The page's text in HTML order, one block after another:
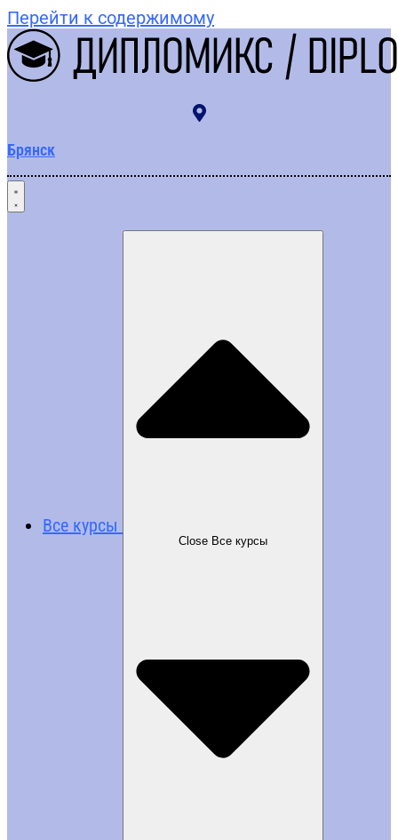
Перейти к содержимому
Брянск
Все курсы
Close Все курсы